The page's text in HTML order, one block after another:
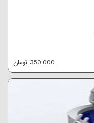
350,000 تومان